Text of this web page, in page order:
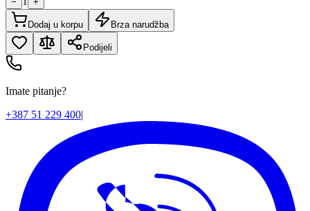
Dodaj u korpu Brza narudžba
Podijeli
Imate pitanje?
+387 51 229 400|